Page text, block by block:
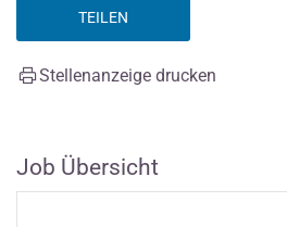
TEILEN
Stellenanzeige drucken
Job Übersicht